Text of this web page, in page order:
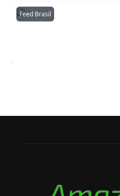
Feed BrasilAmazonianarede
1053